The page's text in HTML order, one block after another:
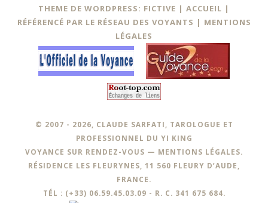
THEME DE WORDPRESS: FICTIVE | ACCUEIL |
RÉFÉRENCÉ PAR LE RÉSEAU DES VOYANTS | MENTIONS
LÉGALES
© 2007 - 2026, CLAUDE SARFATI, TAROLOGUE ET
PROFESSIONNEL DU YI KING
VOYANCE SUR RENDEZ-VOUS — MENTIONS LÉGALES.
RÉSIDENCE LES FLEURYNES, 11 560 FLEURY D’AUDE,
FRANCE.
TÉL : (+33) 06.59.45.03.09 - R. C. 341 675 684.